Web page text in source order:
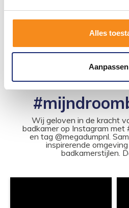
Alles
Aanpassen
Meer info
1 2
Wij geloven in de kracht
badkamer op Instagram met
en tag @megadumpnl.
inspirerende
badkamerstijlen.